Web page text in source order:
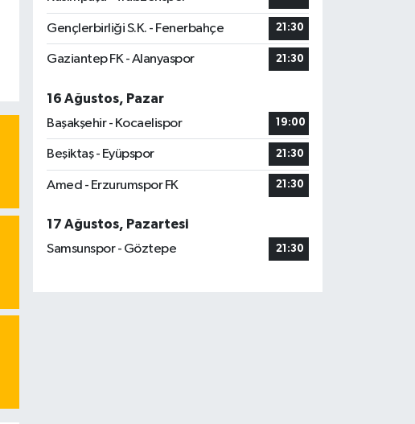
Gençlerbirliği S.K. - Fenerbahçe 21:30
Gaziantep FK - Alanyaspor 21:30
16 Ağustos, Pazar
Başakşehir - Kocaelispor
19:00
Beşiktaş - Eyüpspor 21:30
Amed - Erzurumspor FK 21:30
17 Ağustos, Pazartesi
Samsunspor - Göztepe
21:30